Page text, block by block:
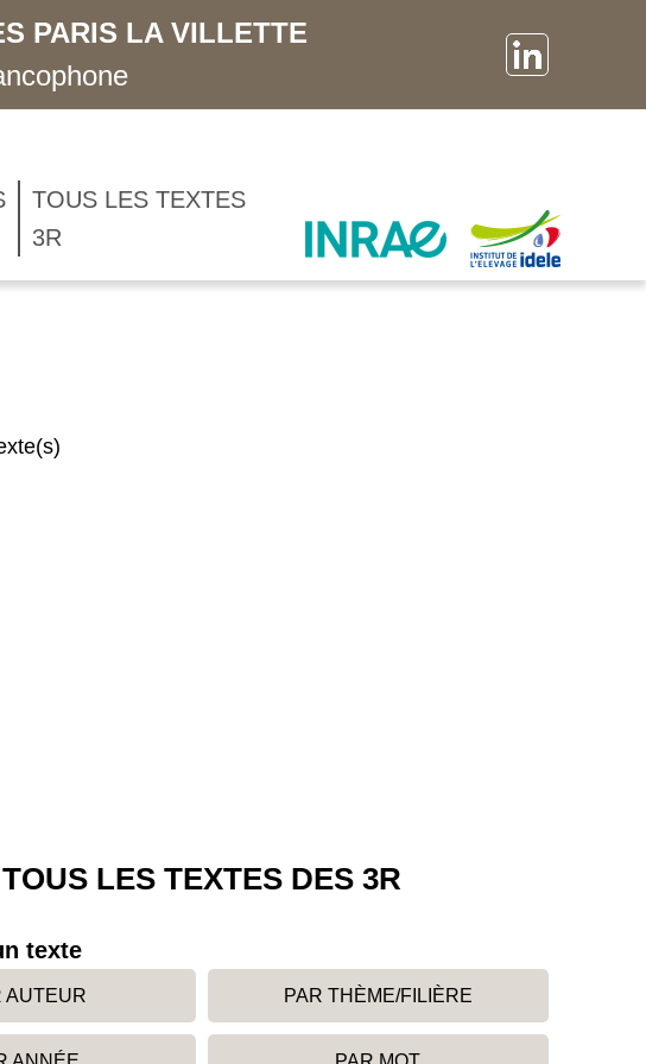
PARIS LA VILLETTE
TOUS LES TEXTES
3R
TOUS LES TEXTES DES 3R
texte
AUTEUR PAR THÈME/FILIÈRE